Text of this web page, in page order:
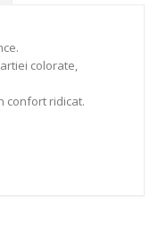
colorate,
confort ridicat.